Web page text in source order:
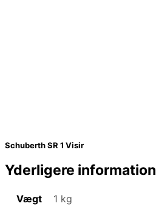
Schuberth SR 1 Visir
Yderligere information
Vægt
1 kg